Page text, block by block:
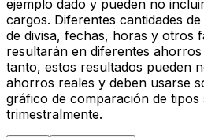
ejemplo dado y pueden no
cargos. Diferentes cantidades
de divisa, fechas, horas y otros
resultarán en diferentes
tanto, estos resultados pueden
ahorros reales y deben usarse
gráfico de comparación de tipos
trimestralmente.